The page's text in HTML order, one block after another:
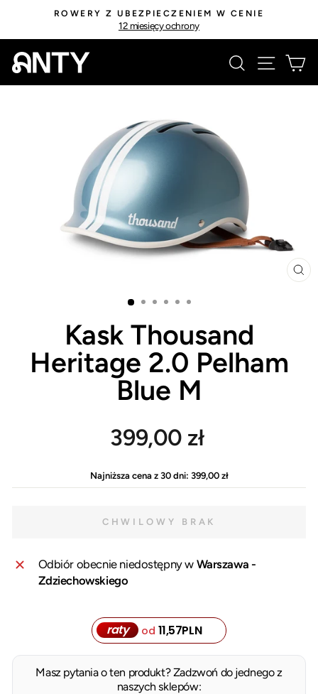
treści
Wstrzymaj
ROWERY Z UBEZPIECZENIEM W CENIE
12 miesięcy ochrony
Szukaj
Kask Thousand
Heritage 2.0 Pelham
Blue M
Cena
regularna
399,00 zł
Najniższa cena z 30 dni: 399,00 zł
CHWILOWY BRAK
Odbiór obecnie niedostępny w Warszawa -
Zdziechowskiego
raty od 11,57PLN
Masz pytania o ten produkt? Zadzwoń do jednego z
naszych sklepów: